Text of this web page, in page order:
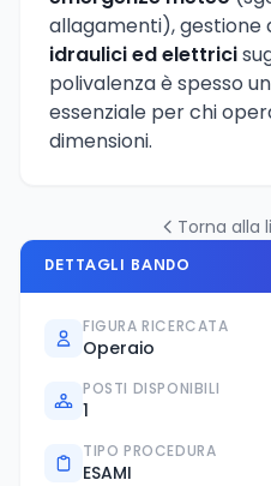
allagamenti), gestione
idraulici ed elettrici
polivalenza è spesso
essenziale per chi
dimensioni.
Torna alla
DETTAGLI BANDO
FIGURA RICERCATA
Operaio
POSTI DISPONIBILI
1
TIPO PROCEDURA
ESAMI